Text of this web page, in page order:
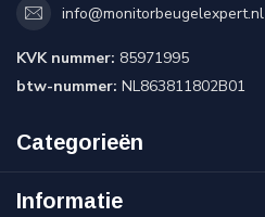
info@monitorbeugelexpert.nl
KVK nummer: 85971995
btw-nummer: NL863811802B01
Categorieën
Informatie